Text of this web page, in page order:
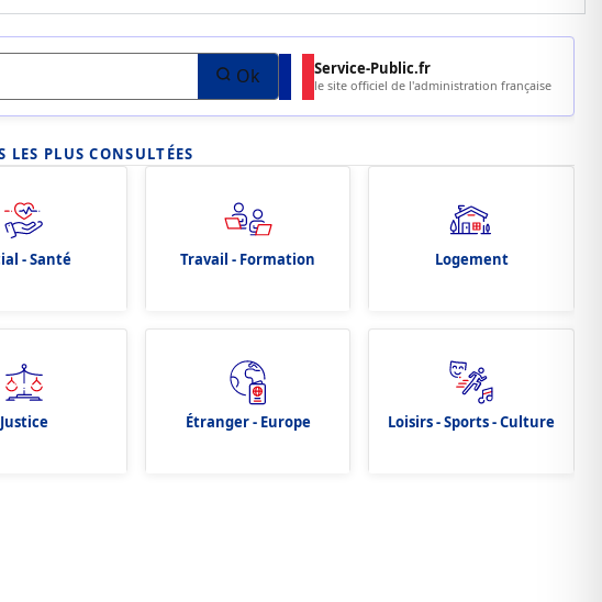
Ok Service-Public.fr
le site officiel de l'administration française
LES PLUS CONSULTÉES
- Santé Travail - Formation Logement
Justice Étranger - Europe Loisirs - Sports - Culture